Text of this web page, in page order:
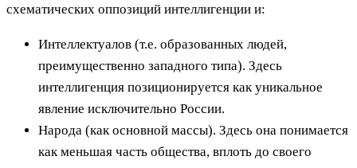
схематических оппозиций интеллигенции и:
Интеллектуалов (т.е. образованных людей,
преимущественно западного типа). Здесь
интеллигенция позиционируется как уникальное
явление исключительно России.
Народа (как основной массы). Здесь она понимается
как меньшая часть общества, вплоть до своего